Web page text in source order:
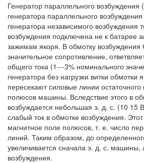
Генератор параллельного
генератора параллельного
генератора независимого возбуждения
возбуждения подключена не к батарее
зажимам якоря. В обмотку
значительное сопротивление,
общего тока (1---3% номинального
генератора без нагрузки витки обмотки
пересекают силовые линии остаточного
полюсов машины. Вследствие этого в
возбуждается небольшая э. д. с. (10 15
слабый ток в обмотке возбуждения. Этот
магнитное поле полюсов, т. е. число
линий. Таким образом, до
увеличивается сначала э. д. с. машины,
возбуждения.